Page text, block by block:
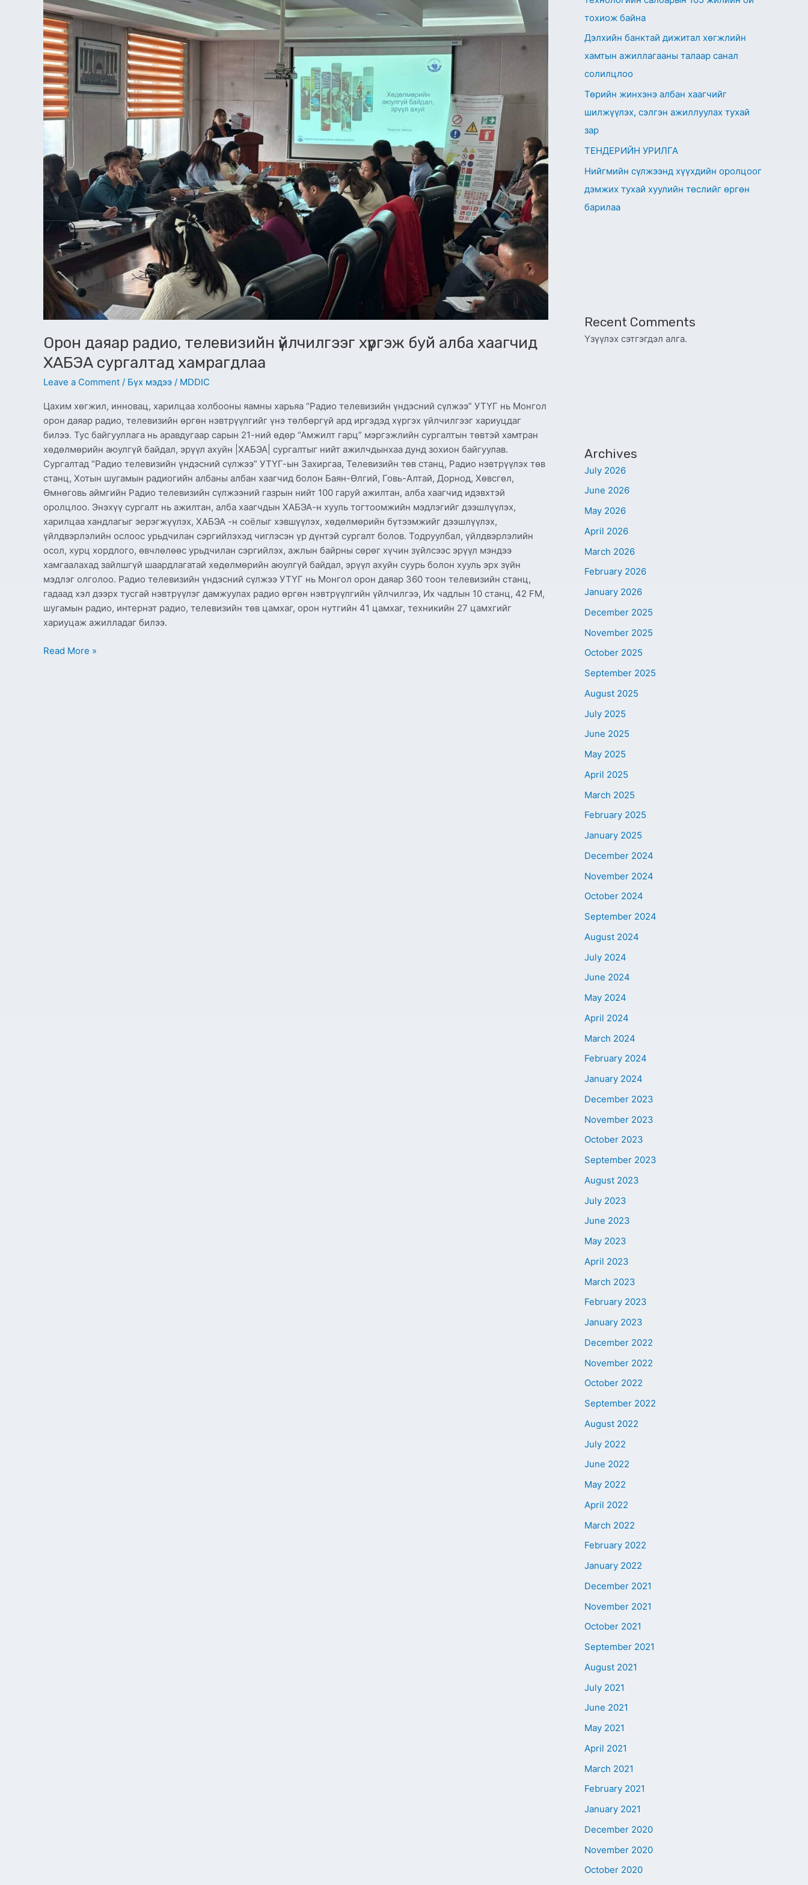
Орон даяар радио, телевизийн үйлчилгээг хүргэж буй алба хаагчид
ХАБЭА сургалтад хамрагдлаа
Leave a Comment / Бүх мэдээ / MDDIC
Цахим хөгжил, инновац, харилцаа холбооны яамны харьяа “Радио телевизийн үндэсний сүлжээ” УТҮГ нь Монгол
орон даяар радио, телевизийн өргөн нэвтрүүлгийг үнэ төлбөргүй ард иргэдэд хүргэх үйлчилгээг хариуцдаг
билээ. Тус байгууллага нь аравдугаар сарын 21-ний өдөр “Амжилт гарц” мэргэжлийн сургалтын төвтэй хамтран
хөдөлмөрийн аюулгүй байдал, эрүүл ахуйн |ХАБЭА| сургалтыг нийт ажилчдынхаа дунд зохион байгуулав.
Сургалтад “Радио телевизийн үндэсний сүлжээ” УТҮГ-ын Захиргаа, Телевизийн төв станц, Радио нэвтрүүлэх төв
станц, Хотын шугамын радиогийн албаны албан хаагчид болон Баян-Өлгий, Говь-Алтай, Дорнод, Хөвсгөл,
Өмнөговь аймгийн Радио телевизийн сүлжээний газрын нийт 100 гаруй ажилтан, алба хаагчид идэвхтэй
оролцлоо. Энэхүү сургалт нь ажилтан, алба хаагчдын ХАБЭА-н хууль тогтоомжийн мэдлэгийг дээшлүүлэх,
харилцаа хандлагыг эерэгжүүлэх, ХАБЭА -н соёлыг хэвшүүлэх, хөдөлмөрийн бүтээмжийг дээшлүүлэх,
үйлдвэрлэлийн ослоос урьдчилан сэргийлэхэд чиглэсэн үр дүнтэй сургалт болов. Тодруулбал, үйлдвэрлэлийн
осол, хурц хордлого, өвчлөлөөс урьдчилан сэргийлэх, ажлын байрны сөрөг хүчин зүйлсээс эрүүл мэндээ
хамгаалахад зайлшгүй шаардлагатай хөдөлмөрийн аюулгүй байдал, эрүүл ахуйн суурь болон хууль эрх зүйн
мэдлэг олголоо. Радио телевизийн үндэсний сүлжээ УТҮГ нь Монгол орон даяар 360 тоон телевизийн станц,
гадаад хэл дээрх тусгай нэвтрүүлэг дамжуулах радио өргөн нэвтрүүлгийн үйлчилгээ, Их чадлын 10 станц, 42 FM,
шугамын радио, интернэт радио, телевизийн төв цамхаг, орон нутгийн 41 цамхаг, техникийн 27 цамхгийг
хариуцаж ажилладаг билээ.
үйлчилгээг
хүргэж
буй
алба
хаагчид
ХАБЭА
сургалтад
хамрагдлаа
Read More »
тохиож байна
Дэлхийн банктай дижитал хөгжлийн
хамтын ажиллагааны талаар санал
солилцлоо
Төрийн жинхэнэ албан хаагчийг
шилжүүлэх, сэлгэн ажиллуулах тухай
зар
ТЕНДЕРИЙН УРИЛГА
Нийгмийн сүлжээнд хүүхдийн оролцоог
дэмжих тухай хуулийн төслийг өргөн
барилаа
Recent Comments
Үзүүлэх сэтгэгдэл алга.
Archives
July 2026
June 2026
May 2026
April 2026
March 2026
February 2026
January 2026
December 2025
November 2025
October 2025
September 2025
August 2025
July 2025
June 2025
May 2025
April 2025
March 2025
February 2025
January 2025
December 2024
November 2024
October 2024
September 2024
August 2024
July 2024
June 2024
May 2024
April 2024
March 2024
February 2024
January 2024
December 2023
November 2023
October 2023
September 2023
August 2023
July 2023
June 2023
May 2023
April 2023
March 2023
February 2023
January 2023
December 2022
November 2022
October 2022
September 2022
August 2022
July 2022
June 2022
May 2022
April 2022
March 2022
February 2022
January 2022
December 2021
November 2021
October 2021
September 2021
August 2021
July 2021
June 2021
May 2021
April 2021
March 2021
February 2021
January 2021
December 2020
November 2020
October 2020